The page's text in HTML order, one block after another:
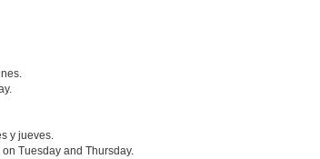
y jueves.
Tuesday and Thursday.